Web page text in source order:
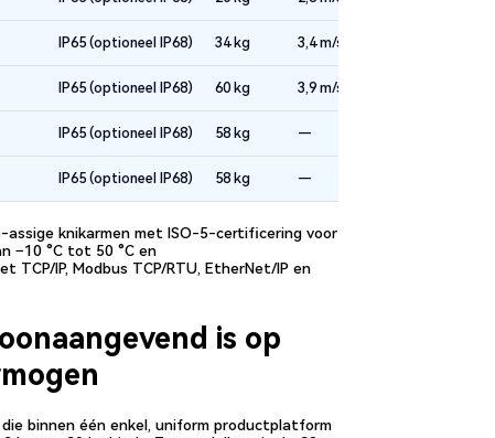
IP65 (optioneel IP68) 34 kg 3,4 m/s
IP65 (optioneel IP68) 60 kg 3,9 m/s
IP65 (optioneel IP68) 58 kg —
IP65 (optioneel IP68) 58 kg —
knikarmen met ISO-5-certificering voor
−10 °C tot 50 °C en
TCP/IP, Modbus TCP/RTU, EtherNet/IP en
is op
binnen één enkel, uniform productplatform